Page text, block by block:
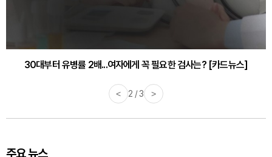
30대부터 유병률 2배...여자에게 꼭 필요한 검사는? [카드뉴스]
감기·독감 예방하고 면역력 높이는 4가지 영양제 [카드뉴스]
< 2 / 3 >
주요 뉴스